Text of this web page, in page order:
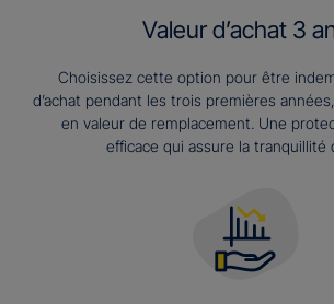
Valeur d’achat 3
Choisissez cette option pour être
d’achat pendant les trois premières
en valeur de remplacement. Une
efficace qui assure la tranquillité